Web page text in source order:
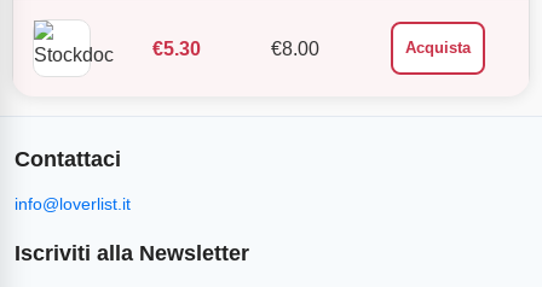
€5.30 €8.00 Acquista
Contattaci
info@loverlist.it
Iscriviti alla Newsletter